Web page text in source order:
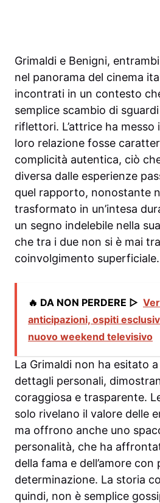
Grimaldi e Benigni,
nel panorama del cinema
incontrati in un contesto
semplice scambio di
riflettori. L’attrice ha messo
loro relazione fosse
complicità autentica, ciò
diversa dalle esperienze
quel rapporto, nonostante
trasformato in un’intesa
un segno indelebile nella
che tra i due non si è mai
coinvolgimento superficiale.
🔥 DA NON PERDERE ▷
anticipazioni, ospiti
nuovo weekend televisivo
La Grimaldi non ha esitato
dettagli personali,
coraggiosa e trasparente.
solo rivelano il valore delle
ma offrono anche uno
personalità, che ha
della fama e dell’amore con
determinazione. La storia
quindi, non è semplice